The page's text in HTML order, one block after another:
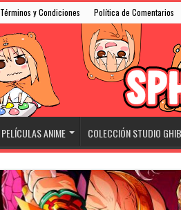
Términos y Condiciones Política de Comentarios
PELÍCULAS ANIME COLECCIÓN STUDIO